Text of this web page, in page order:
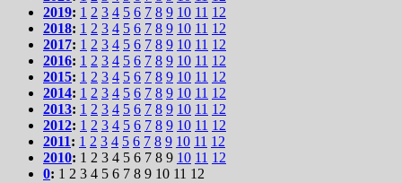
2019: 1 2 3 4 5 6 7 8 9 10 11 12
2018: 1 2 3 4 5 6 7 8 9 10 11 12
2017: 1 2 3 4 5 6 7 8 9 10 11 12
2016: 1 2 3 4 5 6 7 8 9 10 11 12
2015: 1 2 3 4 5 6 7 8 9 10 11 12
2014: 1 2 3 4 5 6 7 8 9 10 11 12
2013: 1 2 3 4 5 6 7 8 9 10 11 12
2012: 1 2 3 4 5 6 7 8 9 10 11 12
2011: 1 2 3 4 5 6 7 8 9 10 11 12
2010: 1 2 3 4 5 6 7 8 9 10 11 12
0: 1 2 3 4 5 6 7 8 9 10 11 12